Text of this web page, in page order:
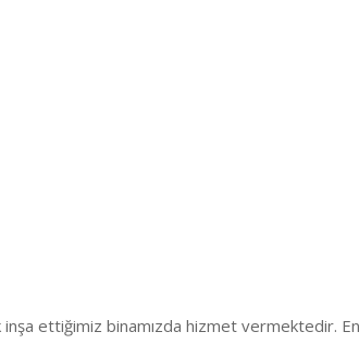
ettiğimiz binamızda hizmet vermektedir.